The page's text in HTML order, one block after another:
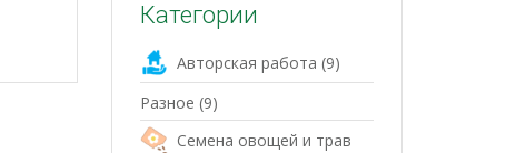
Категории
Авторская работа (9)
Разное (9)
Семена овощей и трав